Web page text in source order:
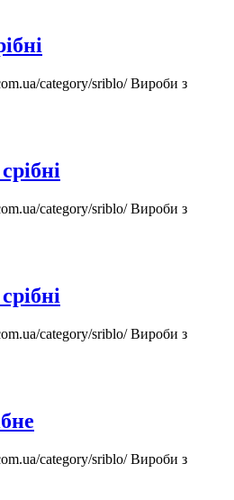
category/sriblo/Вироби з
category/sriblo/Вироби з
category/sriblo/Вироби з
category/sriblo/Вироби з